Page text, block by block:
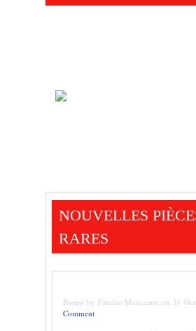
NOUVELLES
RARES
Posted by Fabrice Monceaux on 31
Comment